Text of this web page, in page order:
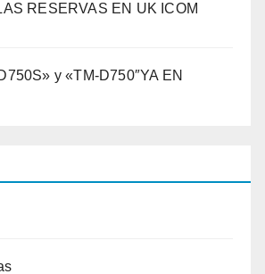
RESERVAS EN UK ICOM
y «TM-D750″YA EN